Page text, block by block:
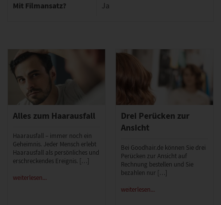
Mit Filmansatz? Ja
Alles zum Haarausfall
Haarausfall – immer noch ein
Geheimnis. Jeder Mensch erlebt
Haarausfall als persönliches und
erschreckendes Ereignis. […]
weiterlesen...
Drei Perücken zur
Ansicht
Bei Goodhair.de können Sie drei
Perücken zur Ansicht auf
Rechnung bestellen und Sie
bezahlen nur […]
weiterlesen...